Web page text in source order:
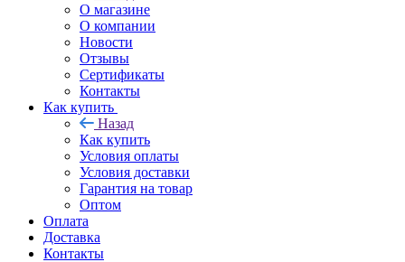
О магазине
О компании
Новости
Отзывы
Сертификаты
Контакты
Как купить
Назад
Как купить
Условия оплаты
Условия доставки
Гарантия на товар
Оптом
Оплата
Доставка
Контакты